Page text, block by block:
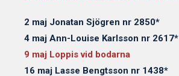
2 maj Jonatan Sjögren nr 2850*
4 maj Ann-Louise Karlsson nr 2617*
9 maj Loppis vid bodarna
16 maj Lasse Bengtsson nr 1438*